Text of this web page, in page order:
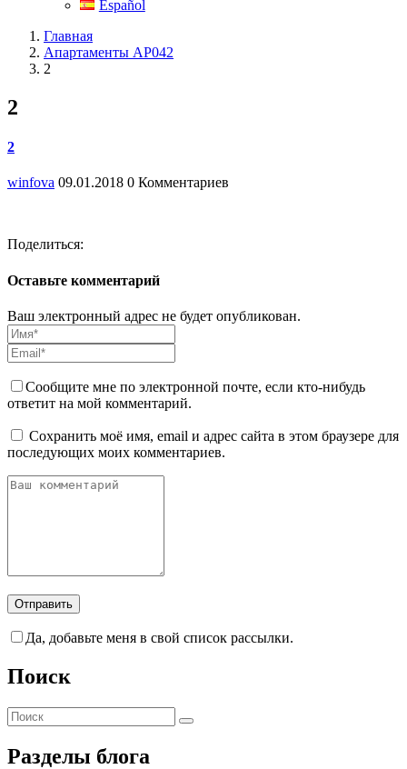
Español
Главная
Апартаменты AP042
2
2
2
winfova 09.01.2018 0 Комментариев
Поделиться:
Оставьте комментарий
Ваш электронный адрес не будет опубликован.
Сообщите мне по электронной почте, если кто-нибудь
ответит на мой комментарий.
Сохранить моё имя, email и адрес сайта в этом браузере для
последующих моих комментариев.
Да, добавьте меня в свой список рассылки.
Поиск
Разделы блога